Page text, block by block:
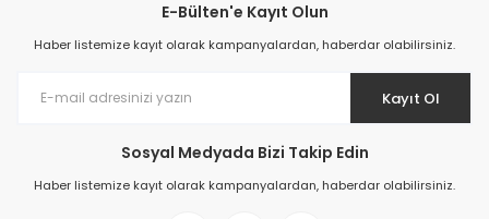
E-Bülten'e Kayıt Olun
Haber listemize kayıt olarak kampanyalardan, haberdar olabilirsiniz.
Kayıt Ol
Sosyal Medyada Bizi Takip Edin
Haber listemize kayıt olarak kampanyalardan, haberdar olabilirsiniz.